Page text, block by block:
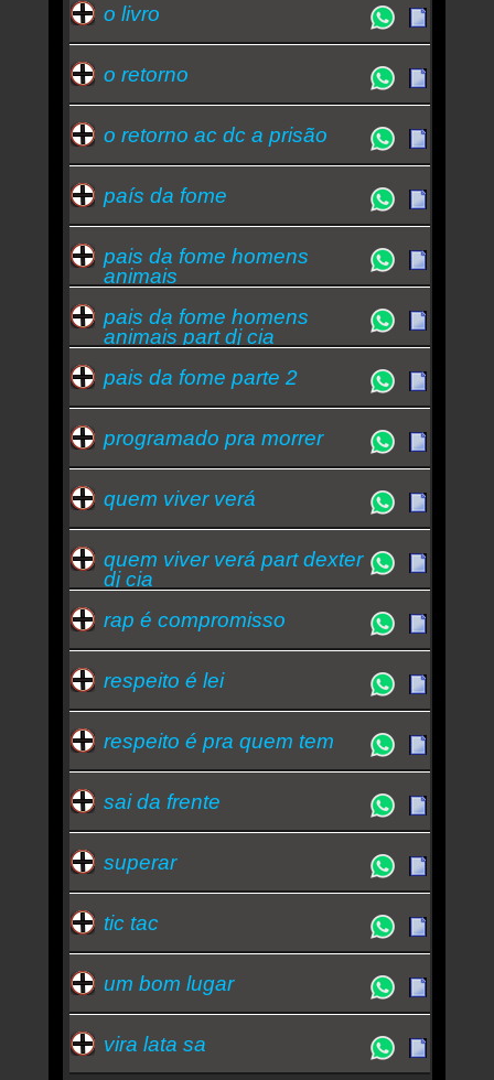
o livro
o retorno
o retorno ac dc a prisão
país da fome
pais da fome homens
animais
pais da fome homens
animais part dj cia
pais da fome parte 2
programado pra morrer
quem viver verá
quem viver verá part dexter
dj cia
rap é compromisso
respeito é lei
respeito é pra quem tem
sai da frente
superar
tic tac
um bom lugar
vira lata sa